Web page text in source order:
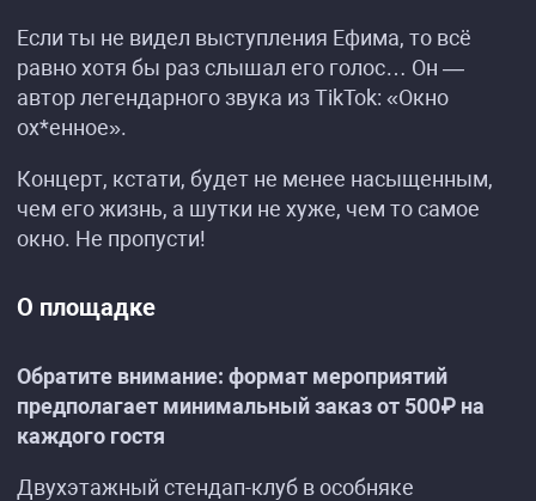
Если ты не видел выступления Ефима, то всё
равно хотя бы раз слышал его голос… Он —
автор легендарного звука из TikTok: «Окно
ох*енное».
Концерт, кстати, будет не менее насыщенным,
чем его жизнь, а шутки не хуже, чем то самое
окно. Не пропусти!
О площадке
Обратите внимание: формат мероприятий
предполагает минимальный заказ от 500₽ на
каждого гостя
Двухэтажный стендап-клуб в особняке